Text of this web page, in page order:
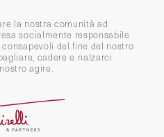
la nostra comunità ad
socialmente responsabile
del fine del nostro
cadere e rialzarci
agire.